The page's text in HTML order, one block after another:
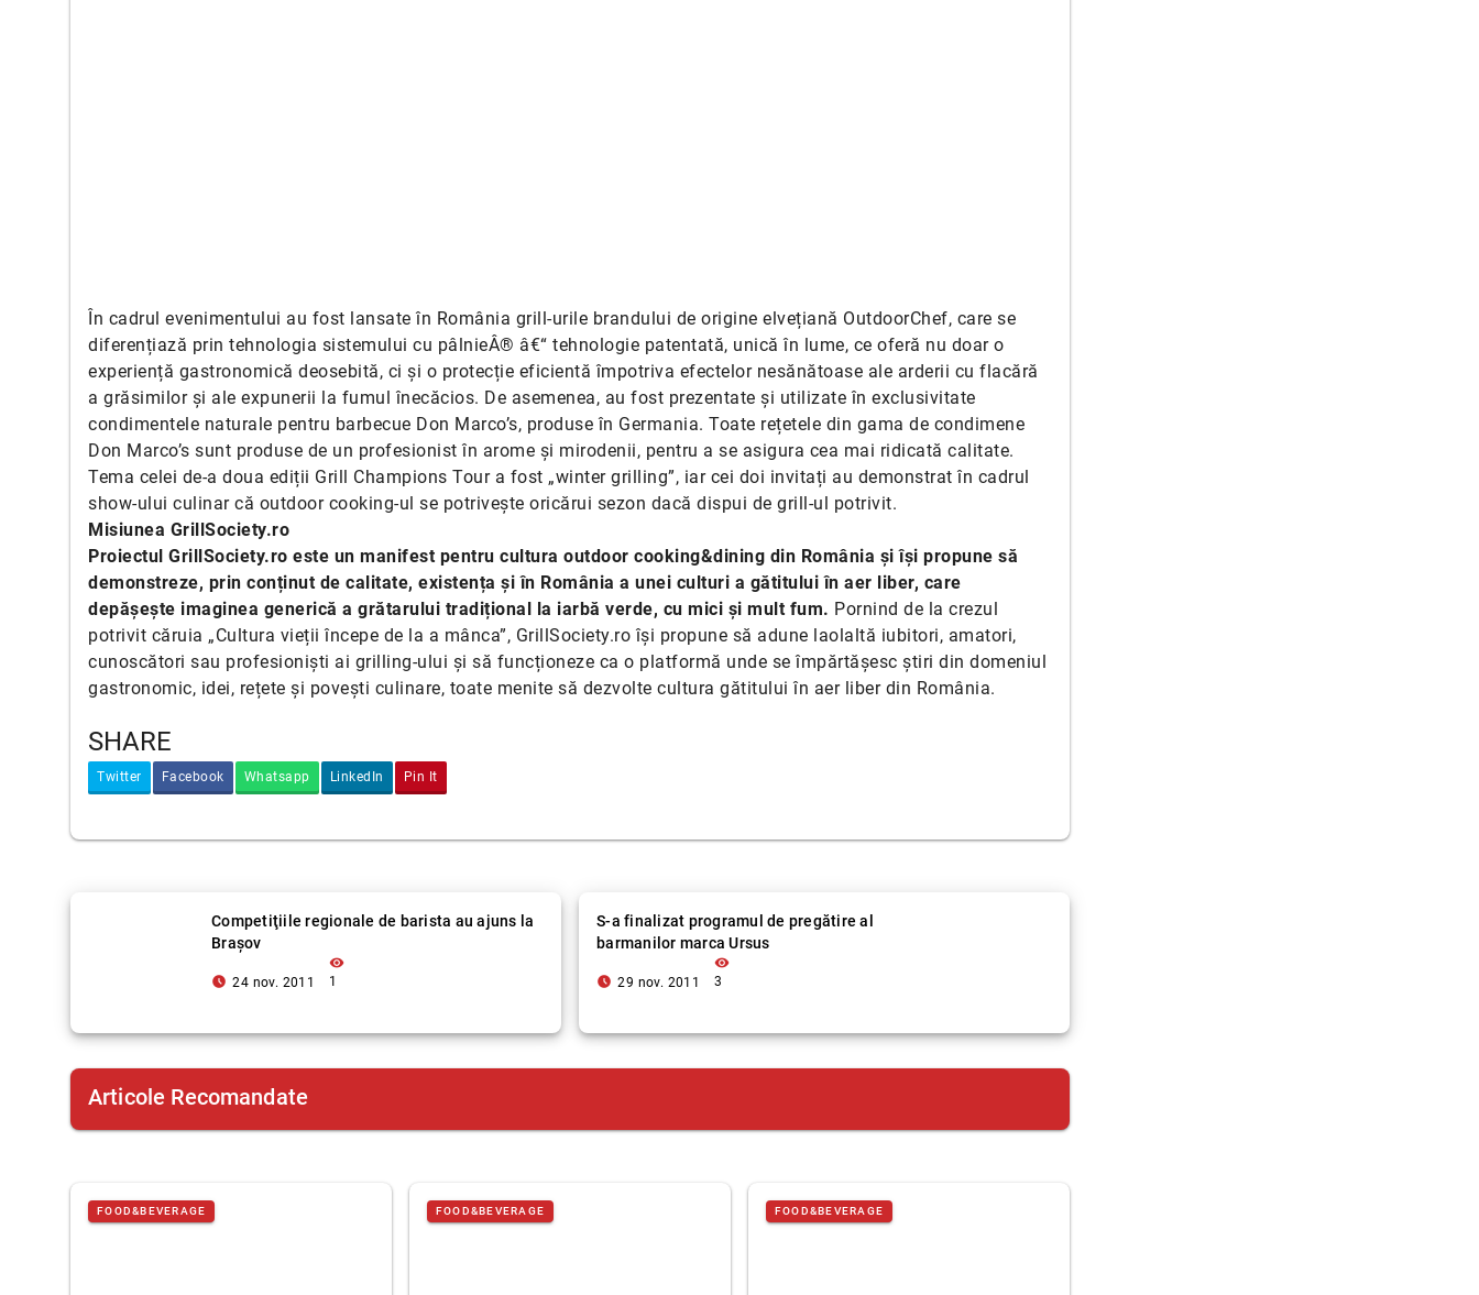
În cadrul evenimentului au fost lansate în România grill-urile brandului de origine elvețiană OutdoorChef, care se
diferențiază prin tehnologia sistemului cu pâlnieÂ® â€“ tehnologie patentată, unică în lume, ce oferă nu doar o
experiență gastronomică deosebită, ci și o protecție eficientă împotriva efectelor nesănătoase ale arderii cu flacără
a grăsimilor și ale expunerii la fumul înecăcios. De asemenea, au fost prezentate și utilizate în exclusivitate
condimentele naturale pentru barbecue Don Marco’s, produse în Germania. Toate rețetele din gama de condimene
Don Marco’s sunt produse de un profesionist în arome și mirodenii, pentru a se asigura cea mai ridicată calitate.
Tema celei de-a doua ediții Grill Champions Tour a fost „winter grilling”, iar cei doi invitați au demonstrat în cadrul
show-ului culinar că outdoor cooking-ul se potrivește oricărui sezon dacă dispui de grill-ul potrivit.
Misiunea GrillSociety.ro
Proiectul GrillSociety.ro este un manifest pentru cultura outdoor cooking&dining din România și își propune să
demonstreze, prin conținut de calitate, existența și în România a unei culturi a gătitului în aer liber, care
depășește imaginea generică a grătarului tradițional la iarbă verde, cu mici și mult fum. Pornind de la crezul
potrivit căruia „Cultura vieții începe de la a mânca”, GrillSociety.ro își propune să adune laolaltă iubitori, amatori,
cunoscători sau profesioniști ai grilling-ului și să funcționeze ca o platformă unde se împărtășesc știri din domeniul
gastronomic, idei, rețete și povești culinare, toate menite să dezvolte cultura gătitului în aer liber din România.
SHARE
Twitter Facebook Whatsapp LinkedIn Pin It
Competiţiile regionale de barista au ajuns la
Braşov
access_time_filled 24 nov. 2011
visibility
1
S-a finalizat programul de pregătire al
barmanilor marca Ursus
access_time_filled 29 nov. 2011
visibility
3
Articole Recomandate
FOOD&BEVERAGE FOOD&BEVERAGE FOOD&BEVERAGE